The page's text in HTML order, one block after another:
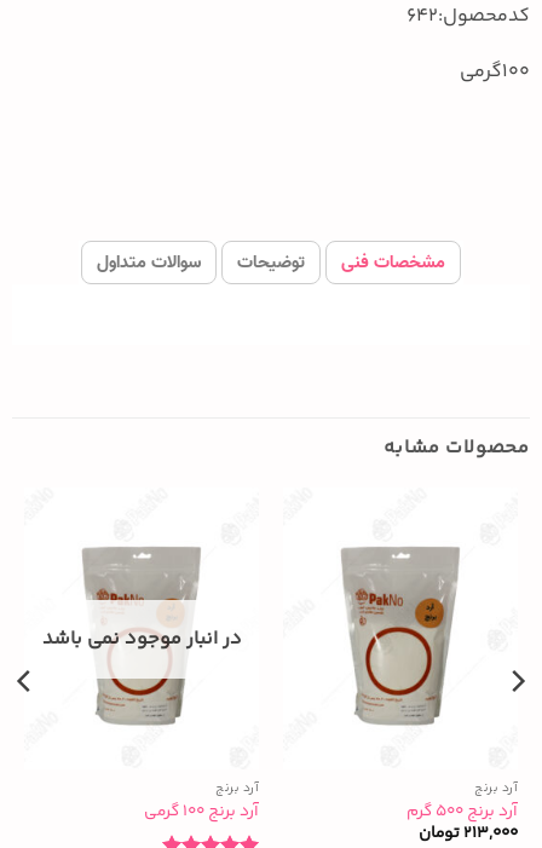
کدمحصول:642
100گرمی
مشخصات فنی توضیحات سوالات متداول
محصولات مشابه
آرد برنج
آرد برنج ۵۰۰ گرم
213,000تومان
در انبار موجود نمی باشد
آرد برنج
آرد برنج ۱۰۰ گرمی